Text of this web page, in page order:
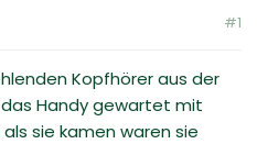
#1
Kopfhörer aus der
Handy gewartet mit
sie kamen waren sie